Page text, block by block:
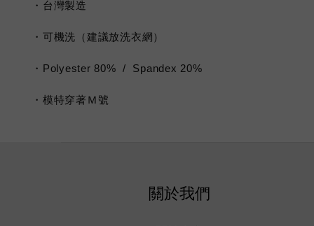
・台灣製造
・可機洗（建議放洗衣網）
・Polyester 80% / Spandex 20%
・模特穿著Ｍ號
關於我們